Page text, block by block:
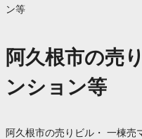
ン等
阿久根市の売
ンション等
阿久根市の売りビル・ 一棟売